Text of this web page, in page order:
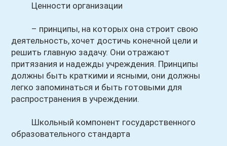
Ценности организации
– принципы, на которых она строит свою
деятельность, хочет достичь конечной цели и
решить главную задачу. Они отражают
притязания и надежды учреждения. Принципы
должны быть краткими и ясными, они должны
легко запоминаться и быть готовыми для
распространения в учреждении.
Школьный компонент государственного
образовательного стандарта